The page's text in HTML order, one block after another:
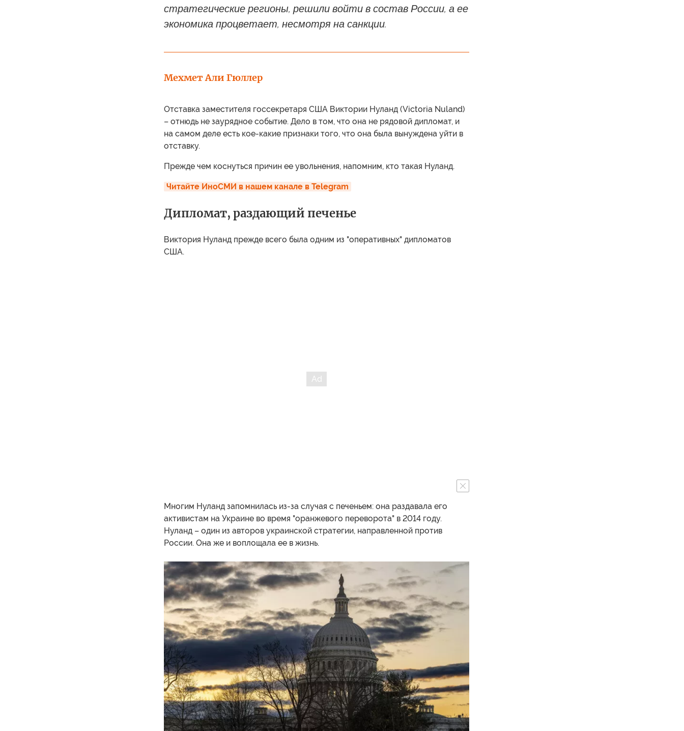
стратегические регионы, решили войти в состав России, а ее
экономика процветает, несмотря на санкции.
Мехмет Али Гюллер
Отставка заместителя госсекретаря США Виктории Нуланд (Victoria Nuland)
– отнюдь не заурядное событие. Дело в том, что она не рядовой дипломат, и
на самом деле есть кое-какие признаки того, что она была вынуждена уйти в
отставку.
Прежде чем коснуться причин ее увольнения, напомним, кто такая Нуланд.
Читайте ИноСМИ в нашем канале в Telegram
Дипломат, раздающий печенье
Виктория Нуланд прежде всего была одним из "оперативных" дипломатов
США.
Многим Нуланд запомнилась из-за случая с печеньем: она раздавала его
активистам на Украине во время "оранжевого переворота" в 2014 году.
Нуланд – один из авторов украинской стратегии, направленной против
России. Она же и воплощала ее в жизнь.